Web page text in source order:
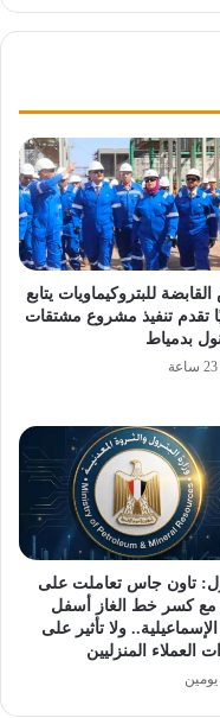
للبتروكيماويات يتابع
تقدم تنفيذ مشروع مشتقات
بدمياط
تاون جاس تعاملت على
مع كسر خط الغاز أسفل
ولا تأثير على
العملاء المنزليين